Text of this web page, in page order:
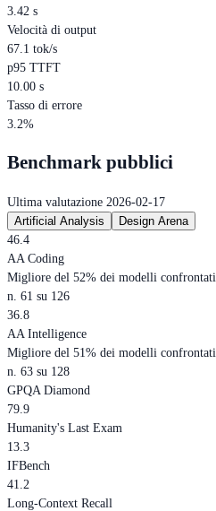
3.42 s
Velocità di output
67.1 tok/s
p95 TTFT
10.00 s
Tasso di errore
3.2%
Benchmark pubblici
Ultima valutazione 2026-02-17
Artificial Analysis
Design Arena
46.4
AA Coding
Migliore del 52% dei modelli confrontati
n. 61 su 126
36.8
AA Intelligence
Migliore del 51% dei modelli confrontati
n. 63 su 128
GPQA Diamond
79.9
Humanity's Last Exam
13.3
IFBench
41.2
Long-Context Recall